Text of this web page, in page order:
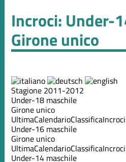
Incroci: Under-
Girone unico
Stagione 2011-2012
Under-18 maschile
Girone unico
UltimaCalendarioClassificaIncroci
Under-16 maschile
Girone unico
UltimaCalendarioClassificaIncroci
Under-14 maschile